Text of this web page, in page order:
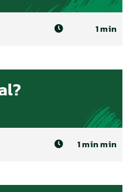
1 min
1 min min